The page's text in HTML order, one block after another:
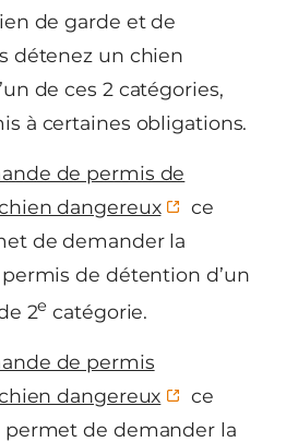
de garde et de
détenez un chien
de ces 2 catégories,
à certaines obligations.
de permis de
dangereux
ce
de demander la
de détention d’un
2e catégorie.
de permis
dangereux
ce
de demander la